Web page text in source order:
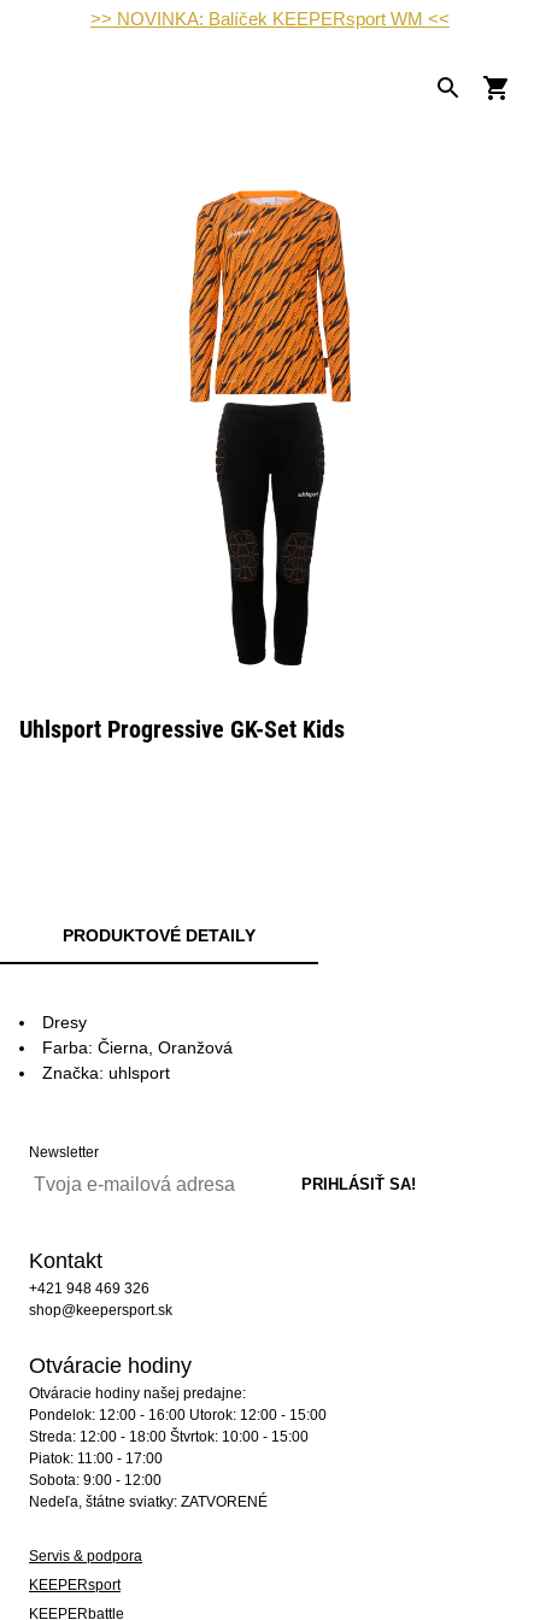
>> NOVINKA: Balíček KEEPERsport WM <<
Uhlsport Progressive GK-Set Kids
PRODUKTOVÉ DETAILY
Dresy
Farba: Čierna, Oranžová
Značka: uhlsport
Newsletter
Kontakt
+421 948 469 326
shop@keepersport.sk
Otváracie hodiny
Otváracie hodiny našej predajne:
Pondelok: 12:00 - 16:00 Utorok: 12:00 - 15:00
Streda: 12:00 - 18:00 Štvrtok: 10:00 - 15:00
Piatok: 11:00 - 17:00
Sobota: 9:00 - 12:00
Nedeľa, štátne sviatky: ZATVORENÉ
Servis & podpora
KEEPERsport
KEEPERbattle